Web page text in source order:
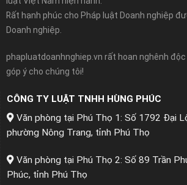
Rất hạnh phúc cho Pháp luật Doanh nghiệp
Doanh nghiệp.
phapluatdoanhnghiep.vn rất hoan nghênh
góp ý cho chúng tôi!
CÔNG TY LUẬT TNHH HÙNG PHÚC
Văn phòng tại Phú Thọ 1: Số 1792 Đại
phường Nông Trang, tỉnh Phú Thọ
Văn phòng tại Phú Thọ 2: Số 89 Trần
Phúc, tỉnh Phú Thọ